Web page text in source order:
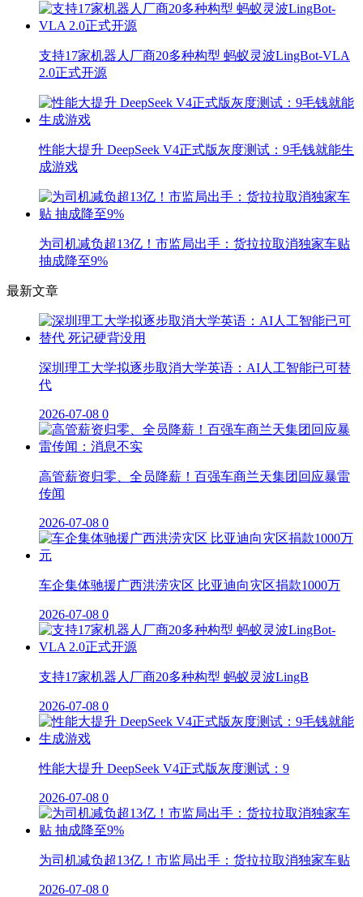
支持17家机器人厂商20多种构型 蚂蚁灵波LingBot-VLA
2.0正式开源
性能大提升 DeepSeek V4正式版灰度测试：9毛钱就能生
成游戏
为司机减负超13亿！市监局出手：货拉拉取消独家车贴
抽成降至9%
最新文章
深圳理工大学拟逐步取消大学英语：AI人工智能已可替
代
2026-07-08 0
高管薪资归零、全员降薪！百强车商兰天集团回应暴雷
传闻
2026-07-08 0
车企集体驰援广西洪涝灾区 比亚迪向灾区捐款1000万
2026-07-08 0
支持17家机器人厂商20多种构型 蚂蚁灵波LingB
2026-07-08 0
性能大提升 DeepSeek V4正式版灰度测试：9
2026-07-08 0
为司机减负超13亿！市监局出手：货拉拉取消独家车贴
2026-07-08 0